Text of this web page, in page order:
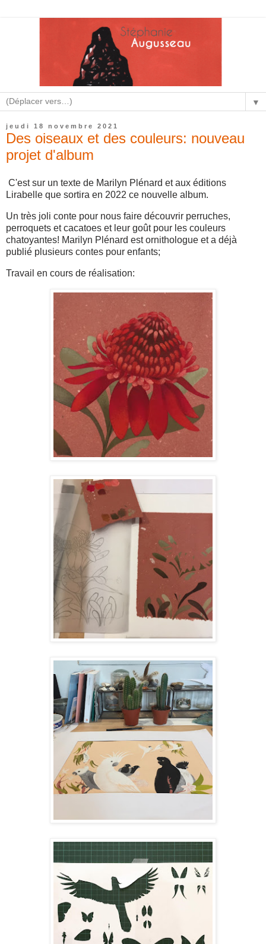
▼
jeudi 18 novembre 2021
Des oiseaux et des couleurs: nouveau
projet d'album
C'est sur un texte de Marilyn Plénard et aux éditions
Lirabelle que sortira en 2022 ce nouvelle album.
Un très joli conte pour nous faire découvrir perruches,
perroquets et cacatoes et leur goût pour les couleurs
chatoyantes! Marilyn Plénard est ornithologue et a déjà
publié plusieurs contes pour enfants;
Travail en cours de réalisation: